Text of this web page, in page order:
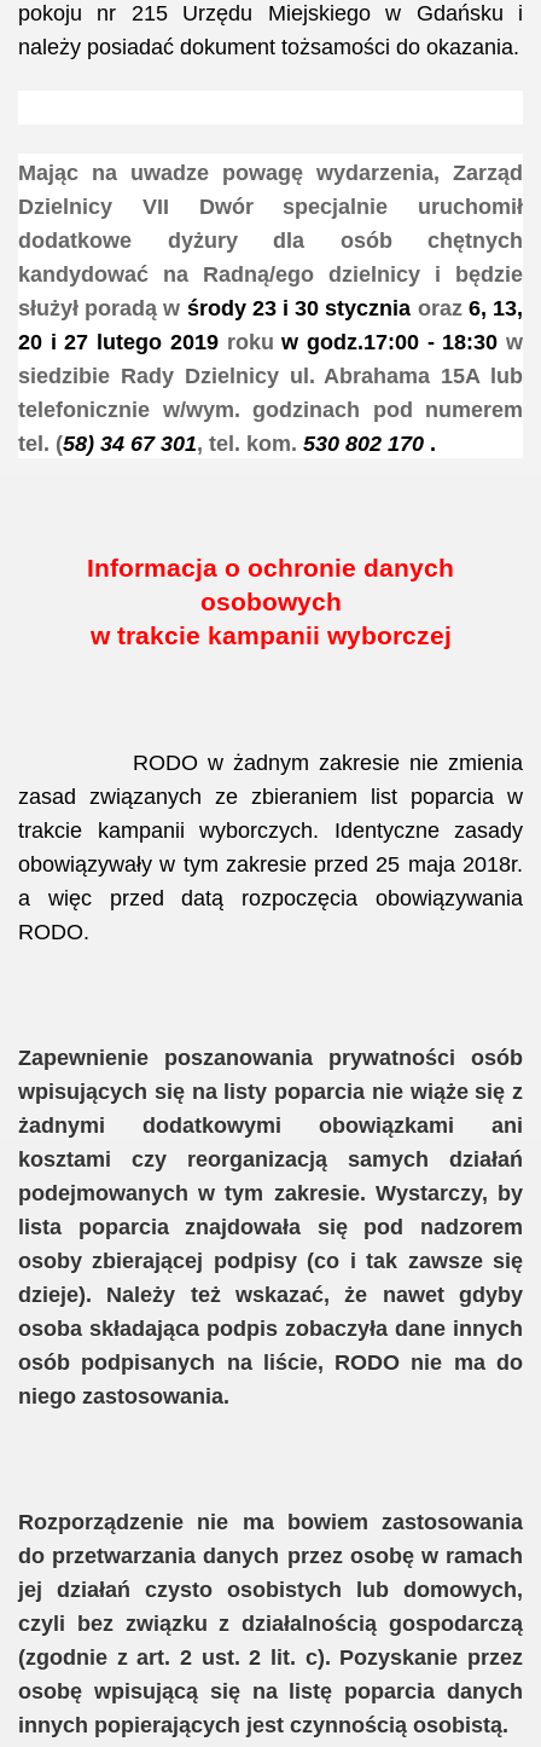
pokoju nr 215 Urzędu Miejskiego w Gdańsku i
należy posiadać dokument tożsamości do okazania.
Mając na uwadze powagę wydarzenia, Zarząd
Dzielnicy VII Dwór specjalnie uruchomił
dodatkowe dyżury dla osób chętnych
kandydować na Radną/ego dzielnicy i będzie
służył poradą w środy 23 i 30 stycznia oraz 6, 13,
20 i 27 lutego 2019rokuw godz.17:00 - 18:30w
siedzibie Rady Dzielnicy ul. Abrahama 15A lub
telefonicznie w/wym. godzinach pod numerem
tel. (58) 34 67 301, tel. kom. 530 802 170 .
Informacja o ochronie danych
osobowych
w trakcie kampanii wyborczej
RODO w żadnym zakresie nie zmienia
zasad związanych ze zbieraniem list poparcia w
trakcie kampanii wyborczych. Identyczne zasady
obowiązywały w tym zakresie przed 25 maja 2018r.
a więc przed datą rozpoczęcia obowiązywania
RODO.
Zapewnienie poszanowania prywatności osób
wpisujących się na listy poparcia nie wiąże się z
żadnymi dodatkowymi obowiązkami ani
kosztami czy reorganizacją samych działań
podejmowanych w tym zakresie. Wystarczy, by
lista poparcia znajdowała się pod nadzorem
osoby zbierającej podpisy (co i tak zawsze się
dzieje). Należy też wskazać, że nawet gdyby
osoba składająca podpis zobaczyła dane innych
osób podpisanych na liście, RODO nie ma do
niego zastosowania.
Rozporządzenie nie ma bowiem zastosowania
do przetwarzania danych przez osobę w ramach
jej działań czysto osobistych lub domowych,
czyli bez związku z działalnością gospodarczą
(zgodnie z art. 2 ust. 2 lit. c). Pozyskanie przez
osobę wpisującą się na listę poparcia danych
innych popierających jest czynnością osobistą.